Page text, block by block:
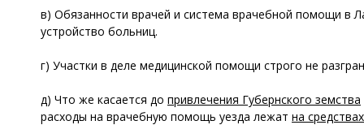
в) Обязанности врачей и система врачебной помощи в
устройство больниц.
г) Участки в деле медицинской помощи строго не
д) Что же касается до привлечения Губернского земства
расходы на врачебную помощь уезда лежат на